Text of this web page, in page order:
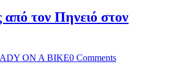
τον Πηνειό στον
ON A BIKE0 Comments